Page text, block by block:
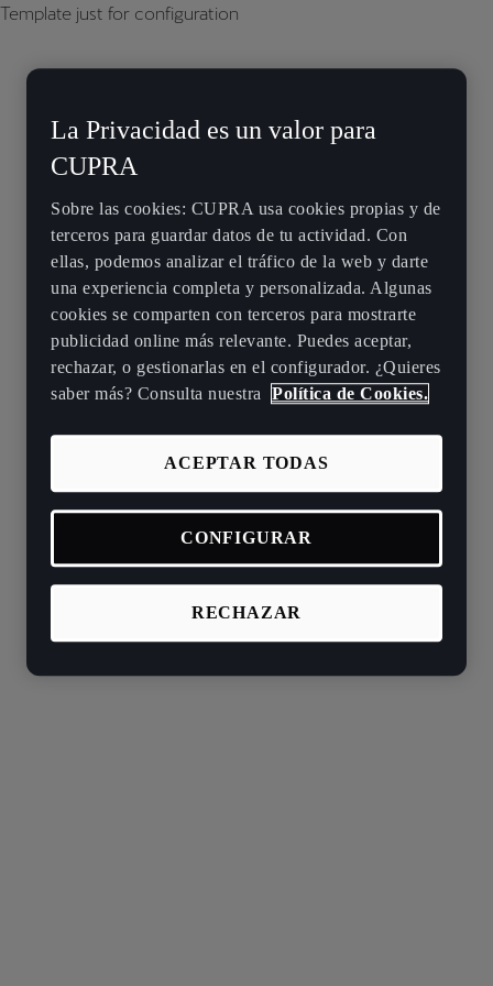
Template just for configuration
La Privacidad es un valor para
CUPRA
Sobre las cookies: CUPRA usa cookies propias y de
terceros para guardar datos de tu actividad. Con
ellas, podemos analizar el tráfico de la web y darte
una experiencia completa y personalizada. Algunas
cookies se comparten con terceros para mostrarte
publicidad online más relevante. Puedes aceptar,
rechazar, o gestionarlas en el configurador. ¿Quieres
saber más? Consulta nuestra Política de Cookies.
RECHAZAR
ACEPTAR TODAS
CONFIGURAR